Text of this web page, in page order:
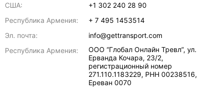
США:
+1 302 240 28 90
Республика Армения:
+ 7 495 1453514
Эл. почта:
info@gettransport.com
Республика Армения:
ООО “Глобал Онлайн Тревл”, ул.
Ерванда Кочара, 23/2,
регистрационный номер
271.110.1183229, РНН 00238516,
Ереван 0070